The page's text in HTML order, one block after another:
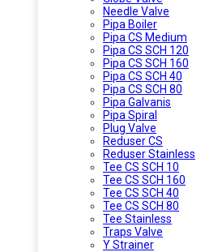
Needle Valve
Pipa Boiler
Pipa CS Medium
Pipa CS SCH 120
Pipa CS SCH 160
Pipa CS SCH 40
Pipa CS SCH 80
Pipa Galvanis
Pipa Spiral
Plug Valve
Reduser CS
Reduser Stainless
Tee CS SCH 10
Tee CS SCH 160
Tee CS SCH 40
Tee CS SCH 80
Tee Stainless
Traps Valve
Y Strainer